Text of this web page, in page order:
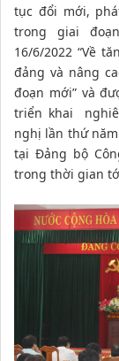
tục đổi mới,
trong giai
16/6/2022 “Về
đảng và nâng
đoạn mới” và
triển khai
nghị lần thứ
tại Đảng bộ
trong thời gian